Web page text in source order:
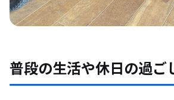
普段の生活や休日の過ご